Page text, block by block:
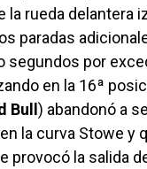
la rueda delantera
paradas
segundos por
en la 16ª
Bull) abandonó a
la curva Stowe y
provocó la salida